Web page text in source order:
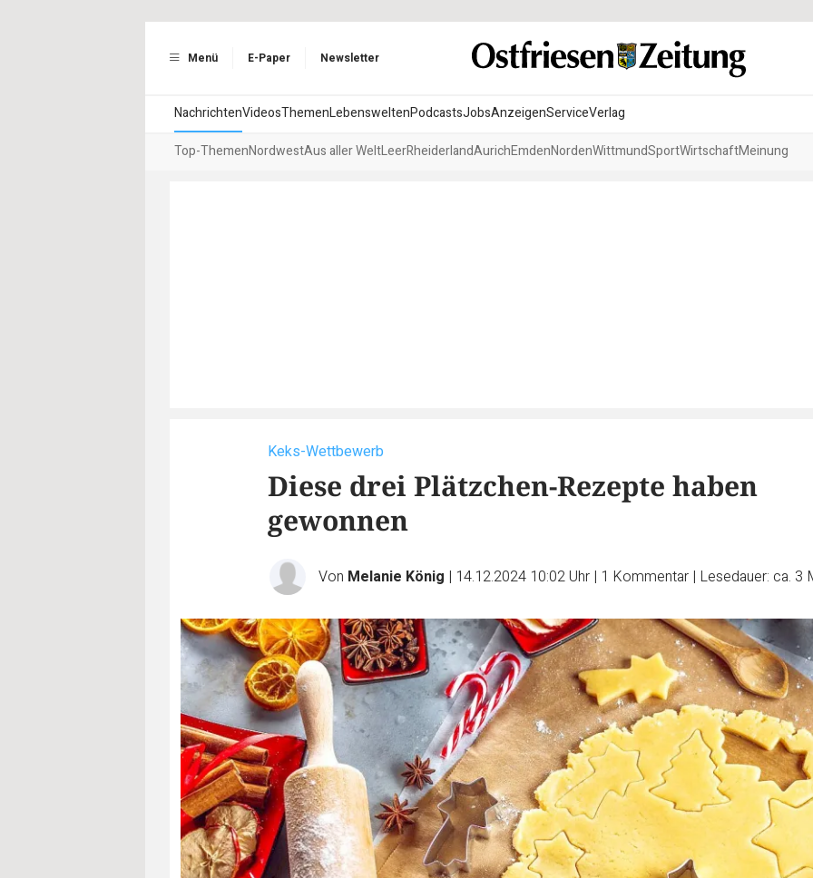
Menü E-Paper Newsletter
NachrichtenVideosThemenLebensweltenPodcastsJobsAnzeigenServiceVerlag
Top-ThemenNordwestAus aller WeltLeerRheiderlandAurichEmdenNordenWittmundSportWirtschaftMeinung
Keks-Wettbewerb
Diese drei Plätzchen-Rezepte haben
gewonnen
Von Melanie König | 14.12.2024 10:02 Uhr | 1 Kommentar | Lesedauer: ca. 3